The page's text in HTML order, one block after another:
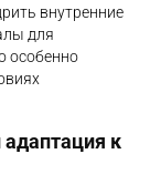
внутренние
для
особенно
к